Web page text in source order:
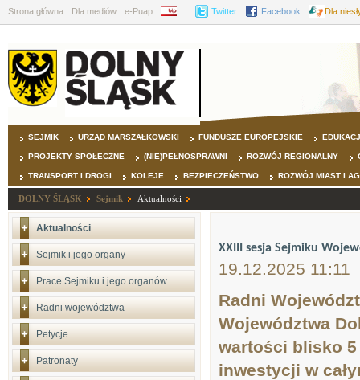
Strona główna Dla mediów e-Puap BIP Twitter Facebook Dla
SEJMIK URZĄD MARSZAŁKOWSKI FUNDUSZE EUROPEJSKIE
PROJEKTY SPOŁECZNE (NIE)PEŁNOSPRAWNI ROZWÓJ REGIONALNY
TRANSPORT I DROGI KOLEJE BEZPIECZEŃSTWO ROZWÓJ MIAST I
DOLNY ŚLĄSK Sejmik Aktualności
Aktualności
Sejmik i jego organy
Prace Sejmiku i jego organów
Radni województwa
Petycje
Patronaty
XXIII sesja Sejmiku
19.12.2025 11:11
Radni
Województwa
wartości blisko
inwestycji w